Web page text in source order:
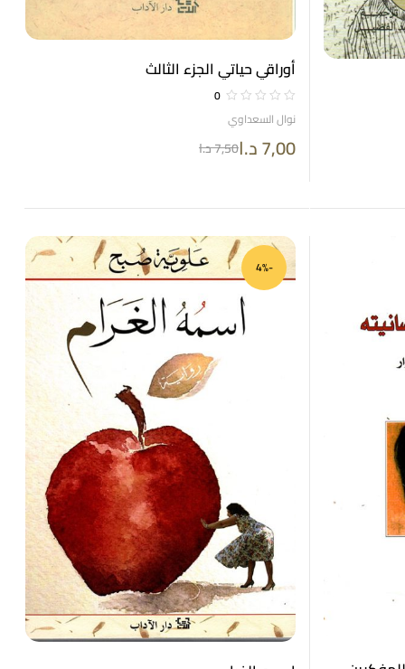
أوراقي حياتي الجزء الثالث
0
نوال السعداوي
7,50د.ا 7,00د.ا
-4%